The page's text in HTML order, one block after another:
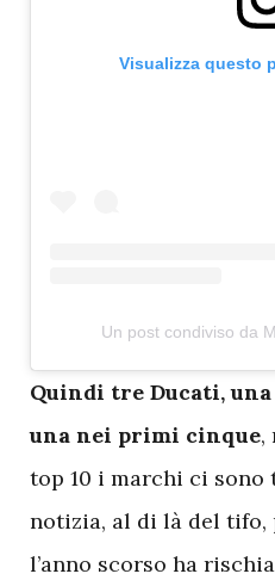
Visualizza questo
Un post condiviso da
Quindi tre Ducati,
una nei primi cinque,
top 10 i marchi ci sono
notizia, al di là del tifo,
l’anno scorso ha